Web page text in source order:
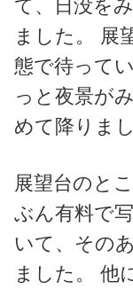
ました。 展
態で待って
っと夜景が
めて降りまし
展望台のと
ぶん有料で
いて、その
ました。 他